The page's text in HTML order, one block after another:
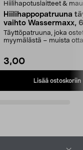
Hiilihapotuslaitteet &
Hiilihappopatruuna
vaihto Wassermaxx,
Täyttöpatruuna, joka
myymälästä – muista
3,00
Lisää ostoskoriin